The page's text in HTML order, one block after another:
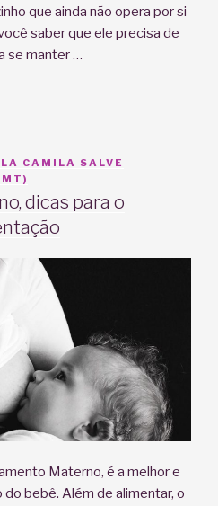
que ainda não opera por si
saber que ele precisa de
se manter …
CAMILA SALVE
dicas para o
Materno, é a melhor e
bebê. Além de alimentar, o